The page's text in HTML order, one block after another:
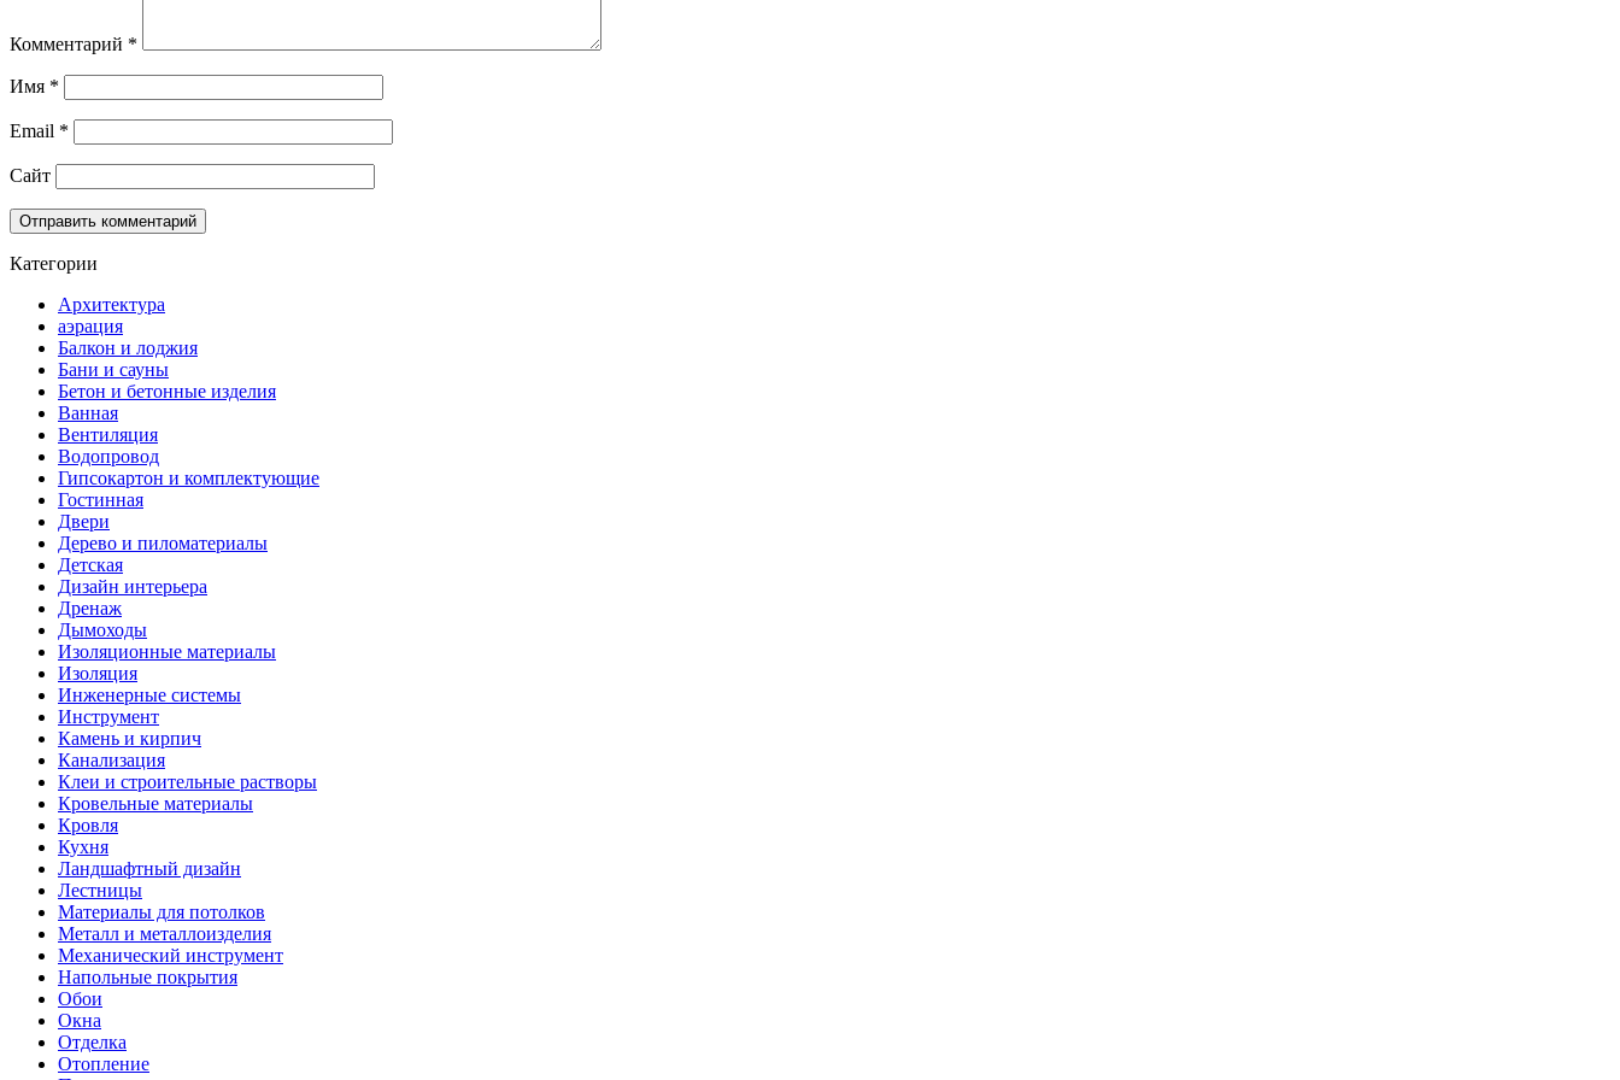
Комментарий *
Имя *
Email *
Сайт
Категории
Архитектура
аэрация
Балкон и лоджия
Бани и сауны
Бетон и бетонные изделия
Ванная
Вентиляция
Водопровод
Гипсокартон и комплектующие
Гостинная
Двери
Дерево и пиломатериалы
Детская
Дизайн интерьера
Дренаж
Дымоходы
Изоляционные материалы
Изоляция
Инженерные системы
Инструмент
Камень и кирпич
Канализация
Клеи и строительные растворы
Кровельные материалы
Кровля
Кухня
Ландшафтный дизайн
Лестницы
Материалы для потолков
Металл и металлоизделия
Механический инструмент
Напольные покрытия
Обои
Окна
Отделка
Отопление